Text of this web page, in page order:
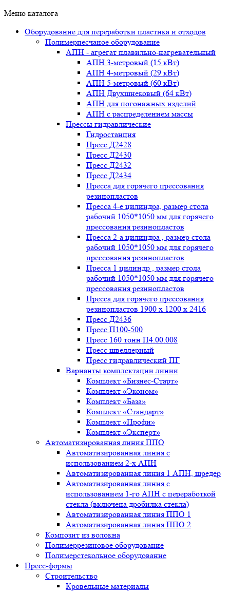
Меню каталога
Оборудование для переработки пластика и отходов
Полимерпесчаное оборудование
АПН - агрегат плавильно-нагревательный
АПН 3-метровый (15 кВт)
АПН 4-метровый (29 кВт)
АПН 5-метровый (60 кВт)
АПН Двухшнековый (64 кВт)
АПН для погонажных изделий
АПН с распределением массы
Прессы гидравлические
Гидростанция
Пресс Д2428
Пресс Д2430
Пресс Д2432
Пресс Д2434
Пресса для горячего прессования
резинопластов
Пресса 4-е цилиндра, размер стола
рабочий 1050*1050 мм для горячего
прессования резинопластов
Пресса 2-а цилиндра , размер стола
рабочий 1050*1050 мм для горячего
прессования резинопластов
Пресса 1 цилиндр , размер стола
рабочий 1050*1050 мм для горячего
прессования резинопластов
Пресса для горячего прессования
резинопластов 1900 х 1200 х 2416
Пресс Д2436
Пресс П100-500
Пресс 160 тонн П4.00.008
Пресс швеллерный
Пресс гидравлический ПГ
Варианты комплектации линии
Комплект «Бизнес-Старт»
Комплект «Эконом»
Комплект «База»
Комплект «Стандарт»
Комплект «Профи»
Комплект «Эксперт»
Автоматизированная линия ППО
Автоматизированная линия с
использованием 2-х АПН
Автоматизированная линия 1 АПН, шредер
Автоматизированная линия с
использованием 1-го АПН с переработкой
стекла (включена дробилка стекла)
Автоматизированная линия ППО 1
Автоматизированная линия ППО 2
Композит из волокна
Полимеррезиновое оборудование
Полимерстекольное оборудование
Пресс-формы
Строительство
Кровельные материалы